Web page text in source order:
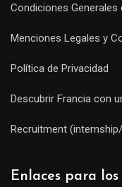
Condiciones Generales
Menciones Legales y
Política de Privacidad
Descubrir Francia con
Recruitment
Enlaces para